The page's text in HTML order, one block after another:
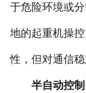
于危险环境或
地的起重机操
性，但对通信稳
半自动控制